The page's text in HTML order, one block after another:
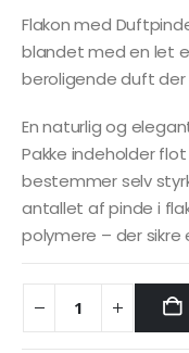
Flakon med
blandet med en let
beroligende duft
En naturlig og
Pakke indeholder
bestemmer selv
antallet af pinde i
polymere – der